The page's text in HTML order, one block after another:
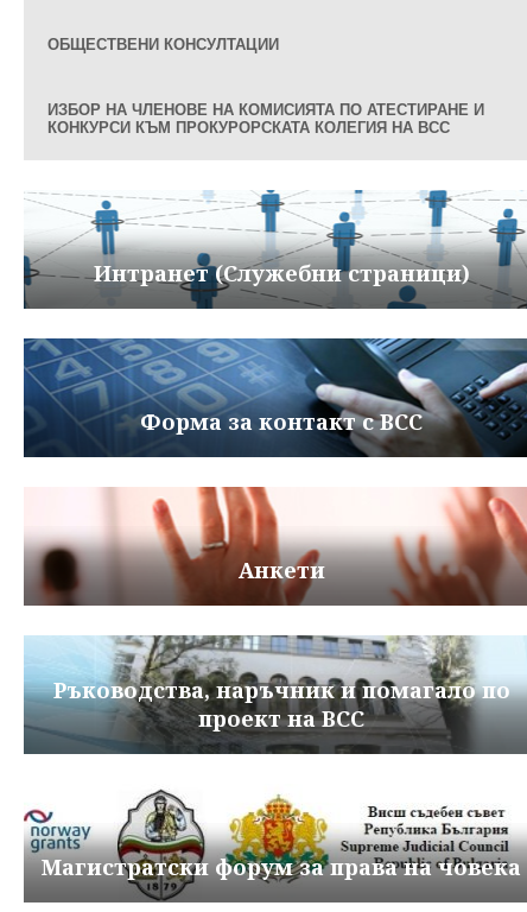
ОБЩЕСТВЕНИ КОНСУЛТАЦИИ
ИЗБОР НА ЧЛЕНОВЕ НА КОМИСИЯТА ПО АТЕСТИРАНЕ И
КОНКУРСИ КЪМ ПРОКУРОРСКАТА КОЛЕГИЯ НА ВСС
Интранет (Служебни страници)
Форма за контакт с ВСС
Анкети
Ръководства, наръчник и помагало по
проект на ВСС
Магистратски форум за права на човека